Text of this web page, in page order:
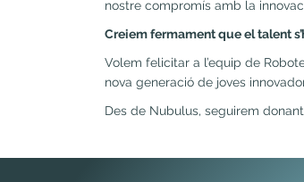
nostre compromís amb la
Creiem fermament que el talent
Volem felicitar a l’equip de
nova generació de joves
Des de Nubulus, seguirem